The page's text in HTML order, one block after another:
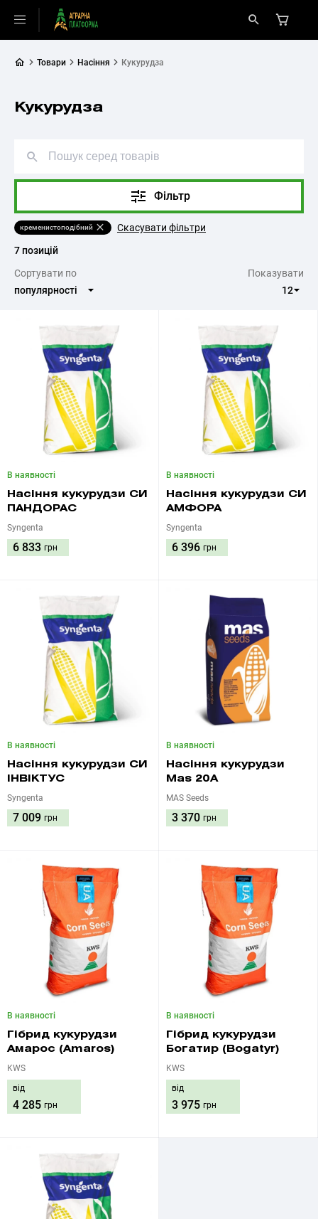
Товари Насіння Кукурудза
Кукурудза
кременистоподібний Скасувати фільтри
Фільтр
7 позицій
Cортувати по
Показувати
В наявності
Насіння кукурудзи СИ
ПАНДОРАС
Syngenta
6 833 грн
В наявності
Насіння кукурудзи СИ
АМФОРА
Syngenta
6 396 грн
В наявності
Насіння кукурудзи СИ
ІНВІКТУС
Syngenta
7 009 грн
В наявності
Насіння кукурудзи
Mas 20A
MAS Seeds
3 370 грн
В наявності
Гібрид кукурудзи
Амарос (Amaros)
KWS
від
4 285 грн
В наявності
Гібрид кукурудзи
Богатир (Bogatyr)
KWS
від
3 975 грн